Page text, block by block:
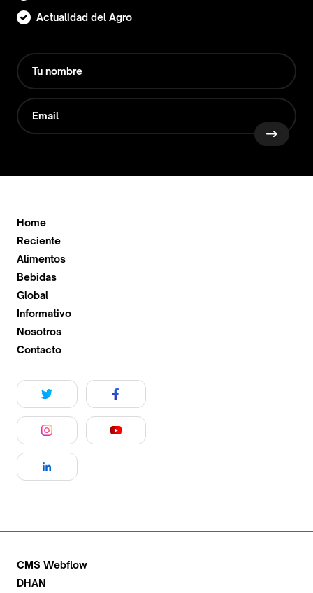
Actualidad del Agro
Home
Reciente
Alimentos
Bebidas
Global
Informativo
Nosotros
Contacto
CMS Webflow
DHAN